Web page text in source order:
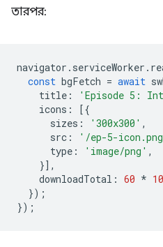
তারপর:
navigator . serviceWorker .
const bgFetch = await
title : 'Episode 5:
icons :
[{
sizes : '300x300' ,
src : '/ep-5-
type : 'image/png' ,
}],
downloadTotal : 60 *
});
});